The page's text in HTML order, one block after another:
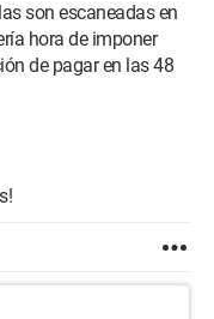
son escaneadas en
hora de imponer
de pagar en las 48